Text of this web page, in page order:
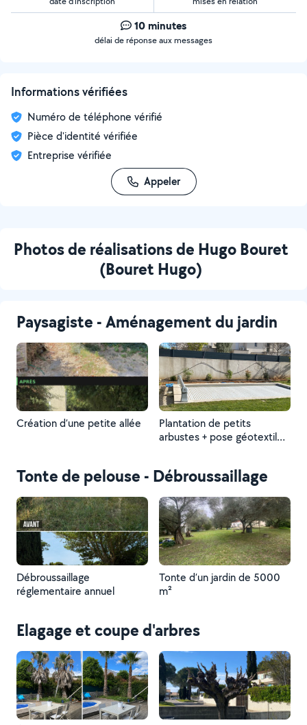
10 minutes
délai de réponse aux messages
Informations vérifiées
Numéro de téléphone vérifié
Pièce d'identité vérifiée
Entreprise vérifiée
Appeler
Photos de réalisations de Hugo Bouret
(Bouret Hugo)
Paysagiste - Aménagement du jardin
Création d’une petite allée
Plantation de petits
arbustes + pose géotextile
Tonte de pelouse - Débroussaillage
Débroussaillage
réglementaire annuel
Tonte d’un jardin de 5000
m²
Elagage et coupe d'arbres